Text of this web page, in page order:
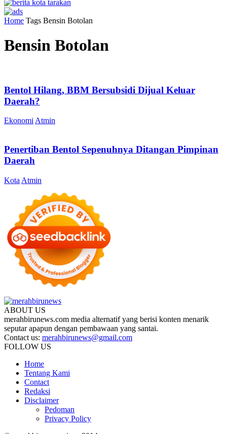
Home Tags Bensin Botolan
Bensin Botolan
Bentol Hilang, BBM Bersubsidi Dijual Keluar
Daerah?
Ekonomi Atmin
Penertiban Bentol Sepenuhnya Ditangan Pimpinan
Daerah
Kota Atmin
ABOUT US
merahbirunews.com media alternatif yang berisi konten menarik
seputar apapun dengan pembawaan yang santai.
Contact us: merahbirunews@gmail.com
FOLLOW US
Home
Tentang Kami
Contact
Redaksi
Disclaimer
Pedoman
Privacy Policy